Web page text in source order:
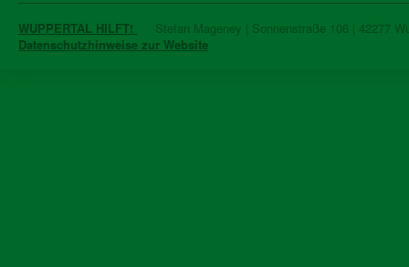
WUPPERTAL HILFT!
Stefan Mageney | Sonnenstraße 106 | 42277
Datenschutzhinweise zur Website